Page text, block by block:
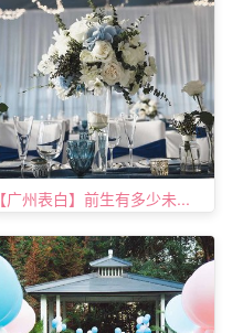
【广州表白】前生有多少未...